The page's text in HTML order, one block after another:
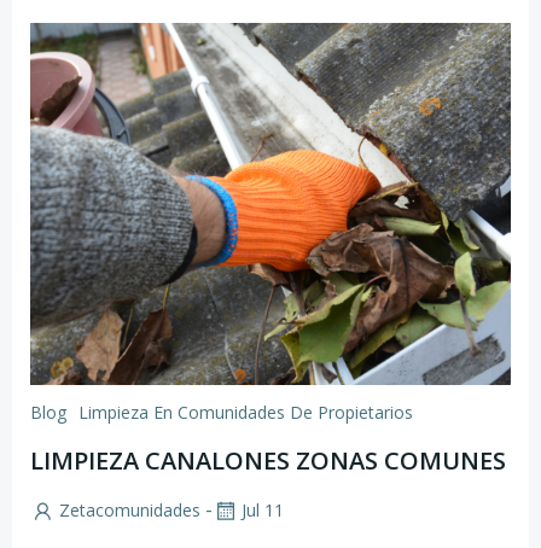
Blog Limpieza En Comunidades De Propietarios
LIMPIEZA CANALONES ZONAS COMUNES
Zetacomunidades - Jul 11